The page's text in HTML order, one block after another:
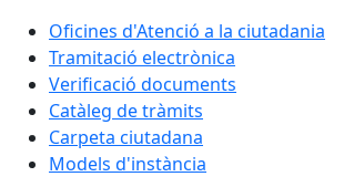
Oficines d'Atenció a la ciutadania
Tramitació electrònica
Verificació documents
Catàleg de tràmits
Carpeta ciutadana
Models d'instància